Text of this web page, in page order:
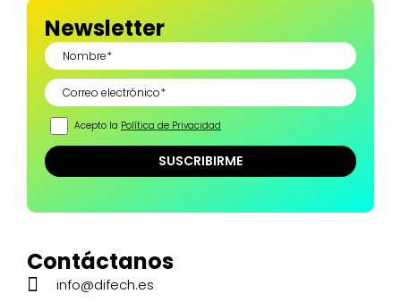
Newsletter
Acepto la Política de Privacidad
Contáctanos
info@difech.es